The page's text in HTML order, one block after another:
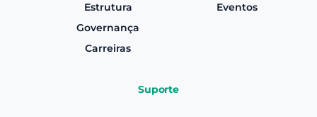
Estrutura
Governança
Carreiras
Eventos
Suporte